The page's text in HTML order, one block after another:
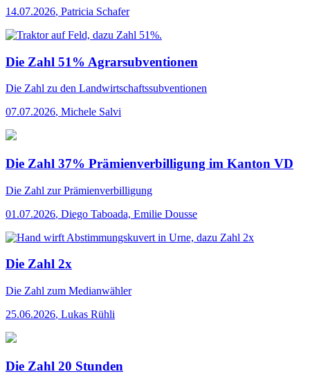
14.07.2026, Patricia Schafer
Die Zahl 51% Agrarsubventionen
Die Zahl zu den Landwirtschaftssubventionen
07.07.2026, Michele Salvi
Die Zahl 37% Prämienverbilligung im Kanton VD
Die Zahl zur Prämienverbilligung
01.07.2026, Diego Taboada, Emilie Dousse
Die Zahl 2x
Die Zahl zum Medianwähler
25.06.2026, Lukas Rühli
Die Zahl 20 Stunden